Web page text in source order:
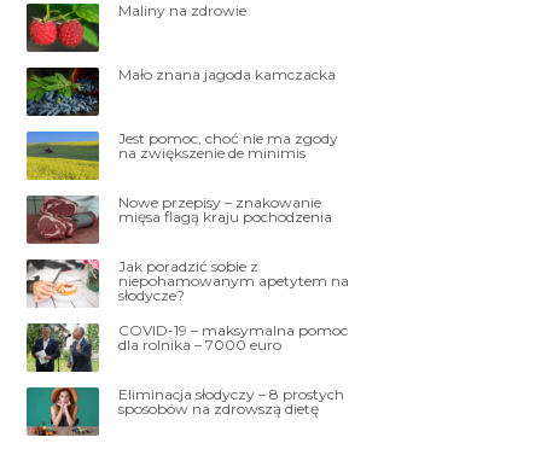
Maliny na zdrowie
Mało znana jagoda kamczacka
Jest pomoc, choć nie ma zgody
na zwiększenie de minimis
Nowe przepisy – znakowanie
mięsa flagą kraju pochodzenia
Jak poradzić sobie z
niepohamowanym apetytem na
słodycze?
COVID-19 – maksymalna pomoc
dla rolnika – 7000 euro
Eliminacja słodyczy – 8 prostych
sposobów na zdrowszą dietę